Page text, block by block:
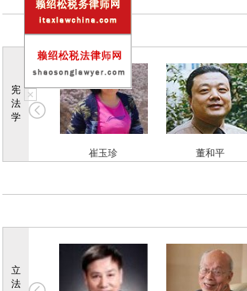
宪
法
学
崔玉珍 董和平
焦洪昌 胡锦光
立
法